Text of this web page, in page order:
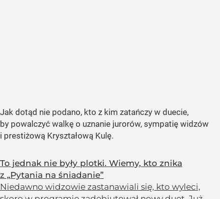
Jak dotąd nie podano, kto z kim zatańczy w duecie,
by powalczyć walkę o uznanie jurorów, sympatię widzów
i prestiżową Kryształową Kulę.
To jednak nie były plotki. Wiemy, kto znika
z „Pytania na śniadanie”
Niedawno widzowie zastanawiali się, kto wyleci,